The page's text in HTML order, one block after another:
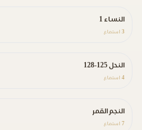
النساء 1
3 استماع
النحل 125-128
4 استماع
النجم القمر
7 استماع